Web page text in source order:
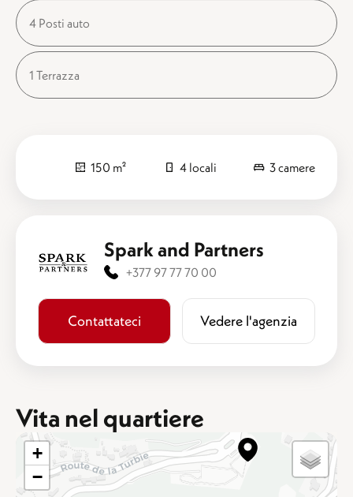
4 Posti auto
1 Terrazza
150 m² 4 locali 3 camere
Spark and Partners
+377 97 77 70 00
Contattateci ​​Vedere l'agenzia
Vita nel quartiere
+
−